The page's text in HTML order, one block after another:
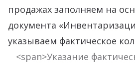
продажах заполняем на
документа
указываем фактическое
<span>Указание